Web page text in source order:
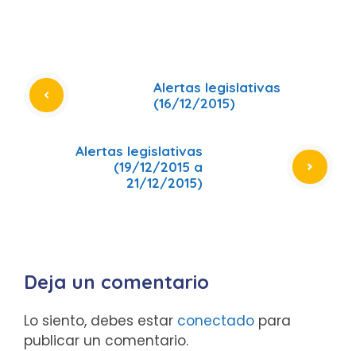
Alertas legislativas
(16/12/2015)
Alertas legislativas
(19/12/2015 a
21/12/2015)
Deja un comentario
Lo siento, debes estar conectado para
publicar un comentario.